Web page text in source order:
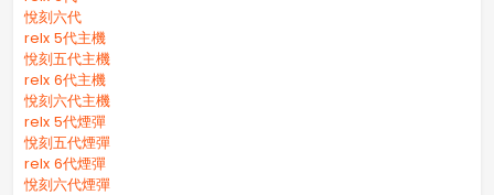
悅刻六代
relx 5代主機
悅刻五代主機
relx 6代主機
悅刻六代主機
relx 5代煙彈
悅刻五代煙彈
relx 6代煙彈
悅刻六代煙彈